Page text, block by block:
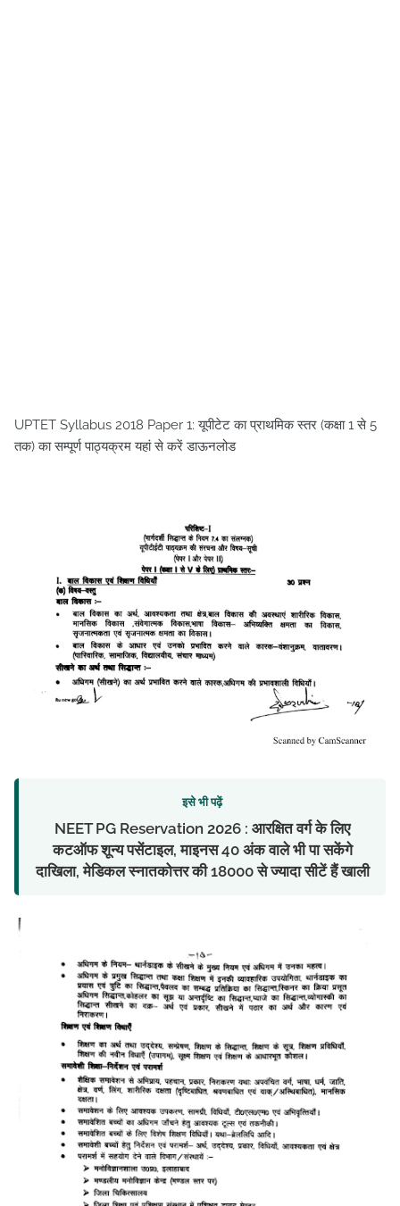
UPTET Syllabus 2018 Paper 1: यूपीटेट का प्राथमिक स्तर (कक्षा 1 से 5
तक) का सम्पूर्ण पाठ्यक्रम यहां से करें डाऊनलोड
इसे भी पढ़ें
NEET PG Reservation 2026 : आरक्षित वर्ग के लिए
कटऑफ शून्य पसेंटाइल, माइनस 40 अंक वाले भी पा सकेंगे
दाखिला, मेडिकल स्नातकोत्तर की 18000 से ज्यादा सीटें हैं खाली